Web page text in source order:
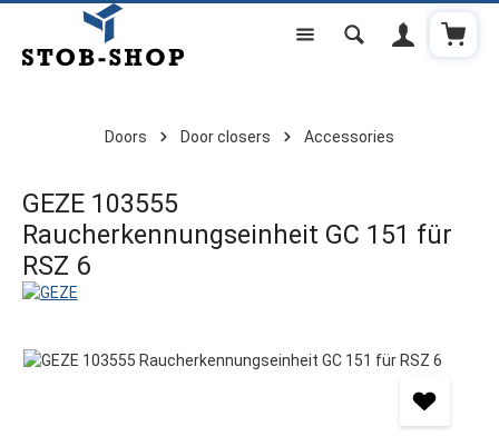
Skip to main content
Doors Door closers Accessories
GEZE 103555
Raucherkennungseinheit GC 151 für
RSZ 6
Skip image gallery